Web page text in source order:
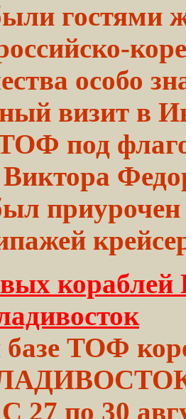
гостями
особо
визит в
под
приурочен
базе ТОФ
27 по 30